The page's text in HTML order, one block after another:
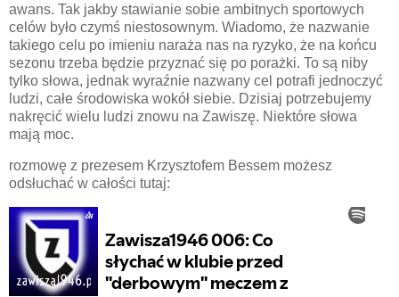
awans. Tak jakby stawianie sobie ambitnych sportowych
celów było czymś niestosownym. Wiadomo, że nazwanie
takiego celu po imieniu naraża nas na ryzyko, że na końcu
sezonu trzeba będzie przyznać się po porażki. To są niby
tylko słowa, jednak wyraźnie nazwany cel potrafi jednoczyć
ludzi, całe środowiska wokół siebie. Dzisiaj potrzebujemy
nakręcić wielu ludzi znowu na Zawiszę. Niektóre słowa
mają moc.
rozmowę z prezesem Krzysztofem Bessem możesz
odsłuchać w całości tutaj: